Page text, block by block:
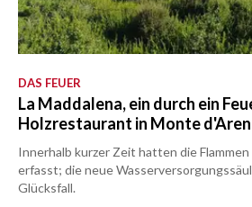
DAS FEUER
La Maddalena, ein durch ein
Holzrestaurant in Monte
Innerhalb kurzer Zeit hatten die
erfasst; die neue
Glücksfall.